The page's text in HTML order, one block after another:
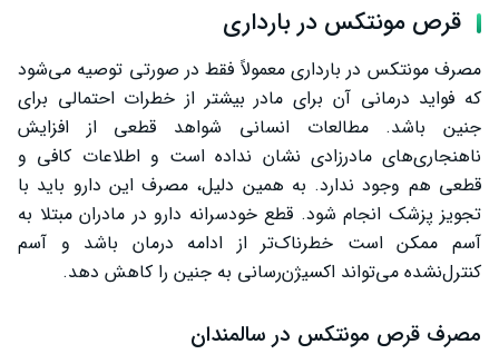
قرص مونتکس در بارداری
مصرف مونتکس در بارداری معمولاً فقط در صورتی توصیه می‌شود
که فواید درمانی آن برای مادر بیشتر از خطرات احتمالی برای
جنین باشد. مطالعات انسانی شواهد قطعی از افزایش
ناهنجاری‌های مادرزادی نشان نداده است و اطلاعات کافی و
قطعی هم وجود ندارد. به همین دلیل، مصرف این دارو باید با
تجویز پزشک انجام شود. قطع خودسرانه دارو در مادران مبتلا به
آسم ممکن است خطرناک‌تر از ادامه درمان باشد و آسم
کنترل‌نشده می‌تواند اکسیژن‌رسانی به جنین را کاهش دهد.
مصرف قرص مونتکس در سالمندان